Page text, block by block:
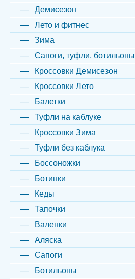
Демисезон
Лето и фитнес
Зима
Сапоги, туфли, ботильоны
Кроссовки Демисезон
Кроссовки Лето
Балетки
Туфли на каблуке
Кроссовки Зима
Туфли без каблука
Боссоножки
Ботинки
Кеды
Тапочки
Валенки
Аляска
Сапоги
Ботильоны